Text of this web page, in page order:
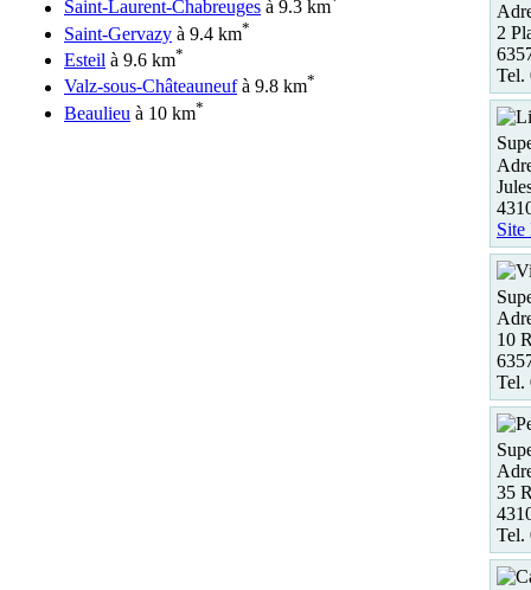
Saint-Laurent-Chabreuges à 9.3 km
Saint-Gervazy à 9.4 km*
Esteil à 9.6 km*
Valz-sous-Châteauneufà 9.8 km*
Beaulieu à 10 km*
2
Tel.
Site
10
Tel.
35
Tel.